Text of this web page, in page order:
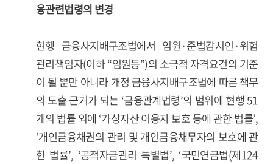
융관련법령의 변경
현행 금융사지배구조법에서 임원·준법감시인·위험
관리책임자(이하 “임원등”)의 소극적 자격요건의 기준
이 될 뿐만 아니라 개정 금융사지배구조법에 따른 책무
의 도출 근거가 되는 ‘금융관계법령’의 범위에 현행 51
개의 법률 외에 ‘가상자산 이용자 보호 등에 관한 법률’,
‘개인금융채권의 관리 및 개인금융채무자의 보호에 관
한 법률’, ‘공적자금관리 특별법’, ‘국민연금법(제124